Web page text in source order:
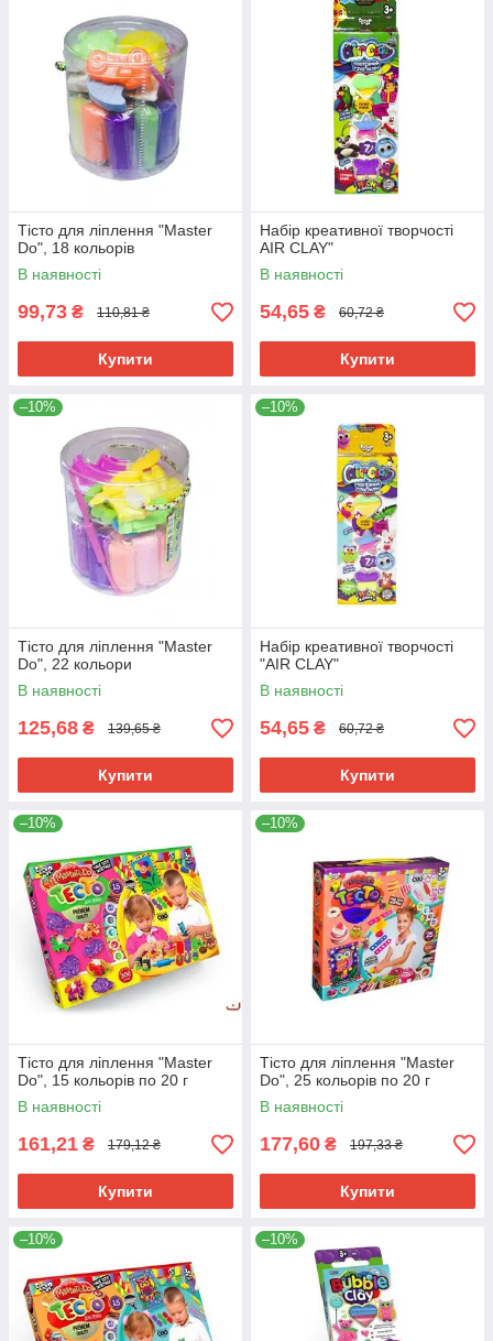
Тісто для ліплення "Master
Do", 18 кольорів
В наявності
99,73 ₴ 110,81 ₴
Купити
Набір креативної творчості
AIR CLAY"
В наявності
54,65 ₴ 60,72 ₴
Купити
–10%
Тісто для ліплення "Master
Do", 22 кольори
В наявності
125,68 ₴ 139,65 ₴
Купити
–10%
Набір креативної творчості
"AIR CLAY"
В наявності
54,65 ₴ 60,72 ₴
Купити
–10%
Тісто для ліплення "Master
Do", 15 кольорів по 20 г
В наявності
161,21 ₴ 179,12 ₴
Купити
–10%
Тісто для ліплення "Master
Do", 25 кольорів по 20 г
В наявності
177,60 ₴ 197,33 ₴
Купити
–10% –10%